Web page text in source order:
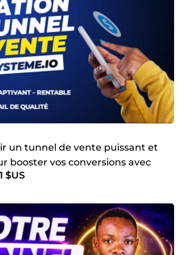
un tunnel de vente puissant et
booster vos conversions avec
$US